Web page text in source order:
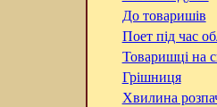
До товаришів
Поет під час
Товаришці на
Грішниця
Хвилина